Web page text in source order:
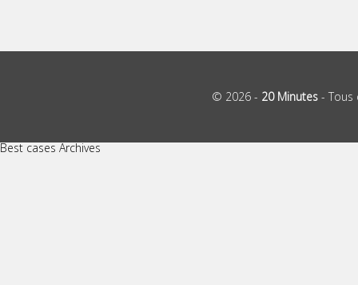
© 2026 - 20 Minutes -
Best cases Archives